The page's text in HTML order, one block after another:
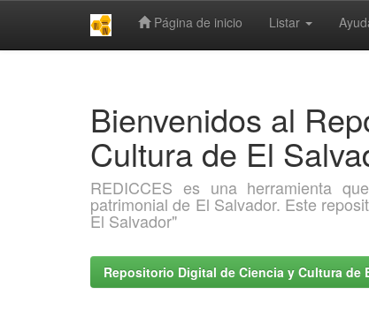
Página de inicio Listar
Bienvenidos al
Cultura de El
REDICCES es una herramienta
patrimonial de El Salvador. Este
El Salvador"
Repositorio Digital de Ciencia y Cultura de